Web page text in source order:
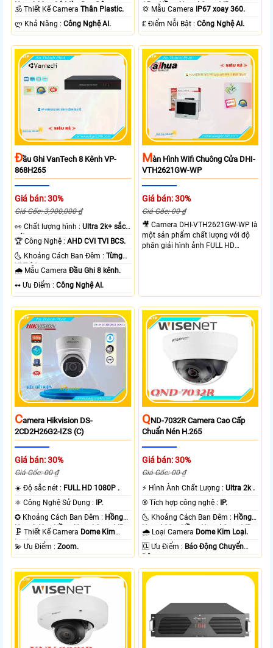
Ngoại 30m Có Màu Ban Ðêm.
🕉️ Thiết Kế CameraThân Plastic.
️ლ Khả Năng :Công Nghệ AI.
15m Hồng Ngoại Smart IR.
💢 Mẫu Camera
IP67 xoay 360.
️₤ Điểm Nỗi Bật :Công Nghệ AI.
ĐẦu Ghi VanTech 8 Kênh VP-
868H265
Giá bán: 30%
Giá Gốc: 3,900,000 ₫
️👀 Chất lượng hình :Ultra 2k+ sắc
nét .
🏆 Công Nghệ :AHD CVI TVI BCS.
🌜 Khoảng Cách Ban Đêm :Từng
Vị Trí Camera .
🌧️ Mẫu CameraĐầu Ghi 8 kênh.
️↭ Ưu Điểm :Công Nghệ AI.
MÀn Hình Wifi Chuông Cửa DHI-
VTH2621GW-WP
Giá bán: 30%
Giá Gốc: 00 ₫
🎥 Camera DHI-VTH2621GW-WP là
một sản phẩm chất lượng với độ
phân giải hình ảnh FULL HD
chuyên dụng của camera này là
cung cấp hình ảnh rõ ràng hơn dù
ở bất kỳ vị trí lắp đặt nào. Ngoài ra,
sản phẩm còn tích hợp màn hình
chuông cửa chắc chắn, thu âm và
cho người dùng.
CAmera Hikvision DS-
2CD2H26G2-IZS (C)
Giá bán: 30%
Giá Gốc: 00 ₫
☀️ Độ sắc nét : FULL HD 1080P .
⚛️ Công Nghệ Sử Dụng : IP.
✪ Khoảng Cách Ban Đêm : Hồng
Ngoại 40m Hồng Ngoại Smart IR.
🗜️ Thiết Kế Camera Dome Kim
Loại.
️💫 Ưu Điểm :Zoom.
QND-7032R Camera Cao Cấp
Chuẩn Nén H.265
Giá bán: 30%
Giá Gốc: 00 ₫
️⚡ Hình Ành Chất Lượng :Ultra 2k .
®️ Tích hợp công nghệ : IP.
🌜 Khoảng Cách Ban Đêm : Hồng
Ngoại 20m Hồng Ngoại Smart IR.
🌧️ Loại Camera Dome Kim Loại.
️🆑 Ưu Điểm : Báo Động Chuyển
Động.